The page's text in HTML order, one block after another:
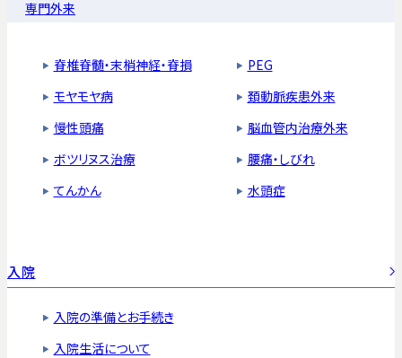
専門外来
脊椎脊髄・末梢神経・脊損
モヤモヤ病
慢性頭痛
ボツリヌス治療
てんかん
PEG
頚動脈疾患外来
脳血管内治療外来
腰痛・しびれ
水頭症
入院
入院の準備とお手続き
入院生活について